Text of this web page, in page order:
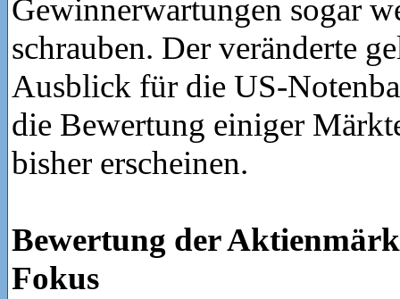
Gewinnerwartungen sogar
schrauben. Der veränderte
Ausblick für die US-
die Bewertung einiger
bisher erscheinen.
Bewertung der
Fokus